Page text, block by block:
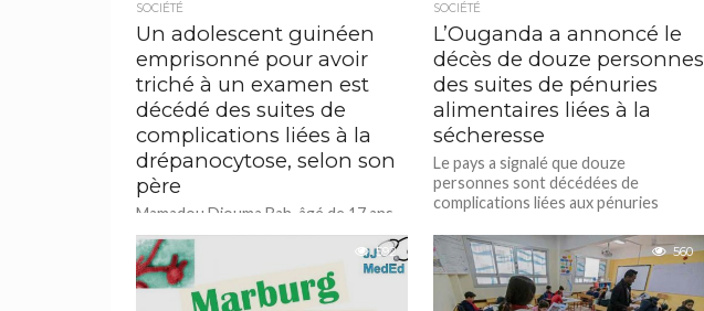
SOCIÉTÉ
Un adolescent guinéen
emprisonné pour avoir
triché à un examen est
décédé des suites de
complications liées à la
drépanocytose, selon son
père
Mamadou Djouma Bah, âgé de 17 ans,
a été transféré à l’hôpital après une
dégradation de son état de santé en
détention...
SOCIÉTÉ
L’Ouganda a annoncé le
décès de douze personnes
des suites de pénuries
alimentaires liées à la
sécheresse
Le pays a signalé que douze
personnes sont décédées de
complications liées aux pénuries
Karamoja, au...
592 560